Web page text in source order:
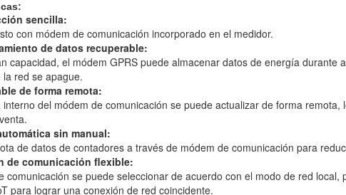
sencilla:
con módem de comunicación incorporado en el medidor.
de datos recuperable:
capacidad, el módem GPRS puede almacenar datos de energía durante
red se apague.
de forma remota:
interno del módem de comunicación se puede actualizar de forma
sin manual:
de datos de contadores a través de módem de comunicación para
de comunicación flexible:
comunicación se puede seleccionar de acuerdo con el modo de red
para lograr una conexión de red coincidente.